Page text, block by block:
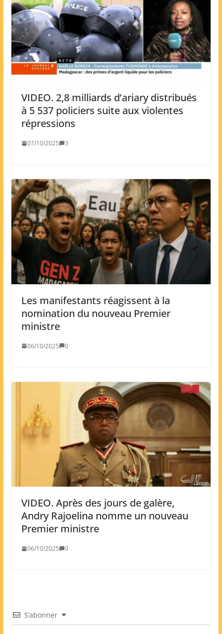
VIDEO. 2,8 milliards d’ariary distribués
à 5 537 policiers suite aux violentes
répressions
07/10/2025 3
Les manifestants réagissent à la
nomination du nouveau Premier
ministre
06/10/2025 0
VIDEO. Après des jours de galère,
Andry Rajoelina nomme un nouveau
Premier ministre
06/10/2025 0
S’abonner